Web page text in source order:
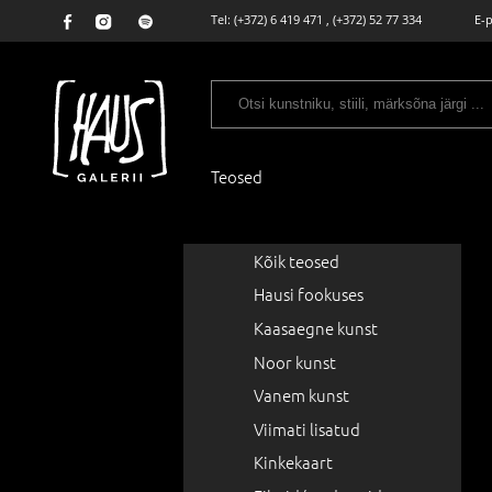
Tel: (+372) 6 419 471 , (+372) 52 77 334 E-
Teosed
Kõik teosed
Hausi fookuses
Kaasaegne kunst
Noor kunst
Vanem kunst
Viimati lisatud
Kinkekaart